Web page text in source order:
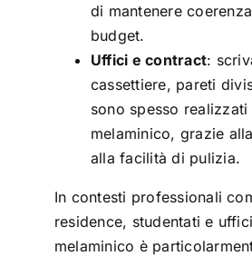
di mantenere
budget.
Uffici e contract:
cassettiere, pareti
sono spesso realizzati
melaminico, grazie
alla facilità di pulizia.
In contesti professionali
residence, studentati e
melaminico è